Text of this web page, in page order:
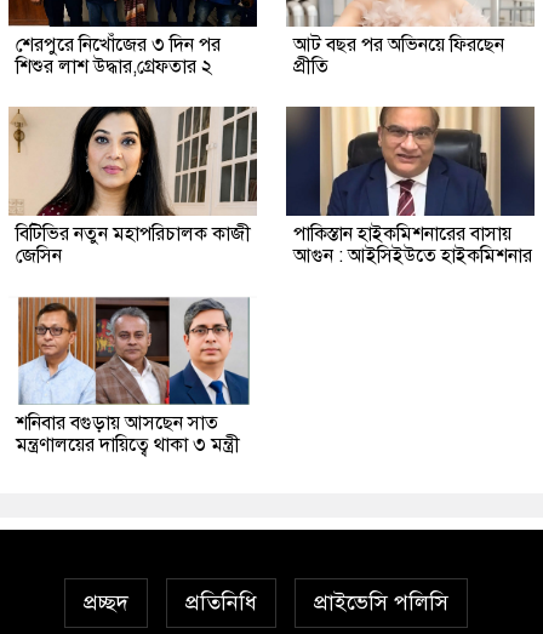
শেরপুরে নিখোঁজের ৩ দিন পর
শিশুর লাশ উদ্ধার,গ্রেফতার ২
আট বছর পর অভিনয়ে ফিরছেন
প্রীতি
বিটিভির নতুন মহাপরিচালক কাজী
জেসিন
পাকিস্তান হাইকমিশনারের বাসায়
আগুন : আইসিইউতে হাইকমিশনার
শনিবার বগুড়ায় আসছেন সাত
মন্ত্রণালয়ের দায়িত্বে থাকা ৩ মন্ত্রী
প্রচ্ছদ প্রতিনিধি প্রাইভেসি পলিসি